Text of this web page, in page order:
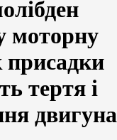
моторну
присадки
тертя і
двигуна